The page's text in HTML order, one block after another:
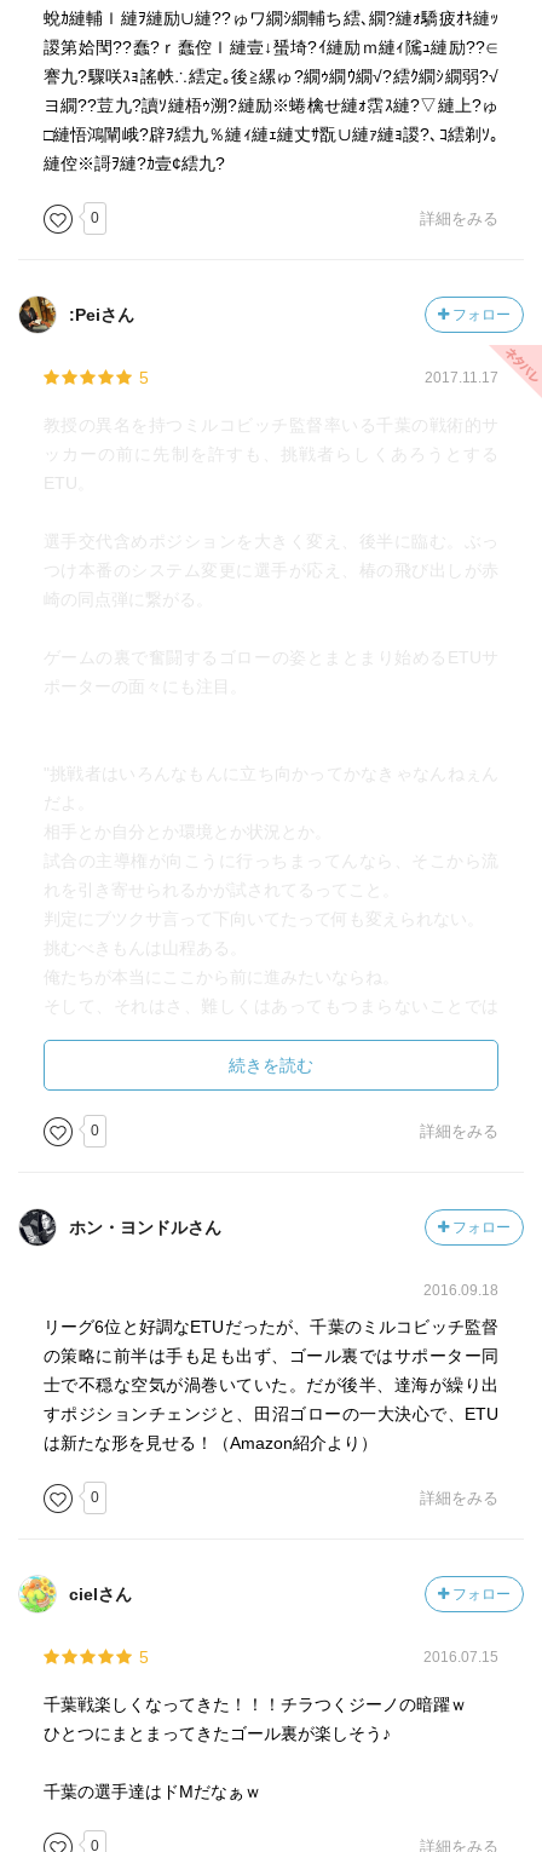
蛻ｶ縺輔ｌ縺ｦ縺励∪縺??ゅワ繝ｼ繝輔ち繧､繝?縺ｫ驕疲ｵｷ縺ｯ
謖第姶閠??蠢?ｒ蠢倥ｌ縺壹↓蜑埼?ｲ縺励ｍ縺ｨ隲ｭ縺励??∈
謇九?驟咲ｽｮ謠帙∴繧定｡後≧縲ゅ?繝ｩ繝ｳ繝√?繧ｸ繝ｼ繝弱?√
ヨ繝??荳九?讀ｿ縺梧ｩ溯?縺励※蜷檎せ縺ｫ霑ｽ縺?▽縺上?ゅ
□縺悟鴻闡峨?辟ｦ繧九％縺ｨ縺ｪ縺丈ｻ翫∪縺ｧ縺ｮ謖?､ｺ繧剃ｿ｡
縺倥※謌ｦ縺?ｶ壹¢繧九?
0 詳細をみる
:Peiさん フォロー
5 2017.11.17
教授の異名を持つミルコビッチ監督率いる千葉の戦術的サ
ッカーの前に先制を許すも、挑戦者らしくあろうとする
ETU。
選手交代含めポジションを大きく変え、後半に臨む。ぶっ
つけ本番のシステム変更に選手が応え、椿の飛び出しが赤
崎の同点弾に繋がる。
ゲームの裏で奮闘するゴローの姿とまとまり始めるETUサ
ポーターの面々にも注目。
"挑戦者はいろんなもんに立ち向かってかなきゃなんねぇん
だよ。
相手とか自分とか環境とか状況とか。
試合の主導権が向こうに行っちまってんなら、そこから流
れを引き寄せられるかが試されてるってこと。
判定にブツクサ言って下向いてたって何も変えられない。
挑むべきもんは山程ある。
俺たちが本当にここから前に進みたいならね。
そして、それはさ、難しくはあってもつまらないことでは
挑戦を選んだ先には必ず何かを得た自分がいる。
それを知ってる奴らは挑戦を苦と思わない。
成長できるはずだと自分に期待して目の前のことに希望を
持って立ち向かえる。"
続きを読む
0 詳細をみる
ホン・ヨンドルさん フォロー
2016.09.18
リーグ6位と好調なETUだったが、千葉のミルコビッチ監督
の策略に前半は手も足も出ず、ゴール裏ではサポーター同
士で不穏な空気が渦巻いていた。だが後半、達海が繰り出
すポジションチェンジと、田沼ゴローの一大決心で、ETU
は新たな形を見せる！（Amazon紹介より）
0 詳細をみる
cielさん フォロー
5 2016.07.15
千葉戦楽しくなってきた！！！チラつくジーノの暗躍ｗ
ひとつにまとまってきたゴール裏が楽しそう♪
千葉の選手達はドMだなぁｗ
0 詳細をみる